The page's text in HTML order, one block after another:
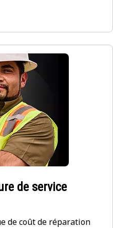
de service
de coût de réparation